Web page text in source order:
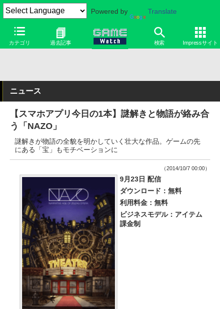
Powered by Translate
カテゴリ 過去記事 検索 Impressサイト
ニュース
【スマホアプリ今日の1本】謎解きと物語が絡み合
う「NAZO」
謎解きが物語の全貌を明かしていく壮大な作品。ゲームの先
にある「宝」もモチベーションに
（2014/10/7 00:00）
9月23日 配信
ダウンロード：無料
利用料金：無料
ビジネスモデル：アイテム
課金制